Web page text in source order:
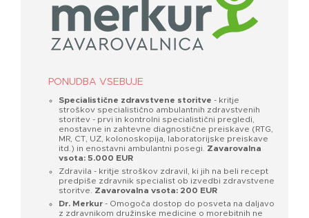
PONUDBA VSEBUJE
Specialistične zdravstvene storitve - kritje
stroškov specialistično ambulantnih zdravstvenih
storitev - prvi in kontrolni specialistični pregledi,
enostavne in zahtevne diagnostične preiskave (RTG,
MR, CT, UZ, kolonoskopija, laboratorijske preiskave
itd.) in enostavni ambulantni posegi. Zavarovalna
vsota: 5.000 EUR
Zdravila - kritje stroškov zdravil, ki jih na beli recept
predpiše zdravnik specialist ob izvedbi zdravstvene
storitve. Zavarovalna vsota: 200 EUR
Dr. Merkur - Omogoča dostop do posveta na daljavo
z zdravnikom družinske medicine o morebitnih ne